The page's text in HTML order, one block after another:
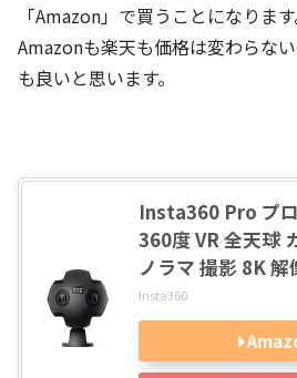
「Amazon」で買うことになりま
Amazonも楽天も価格は変わらな
も良いと思います。
Insta360 Pro プ
360度 VR 全天球
ノラマ 撮影 8K 解
Insta360